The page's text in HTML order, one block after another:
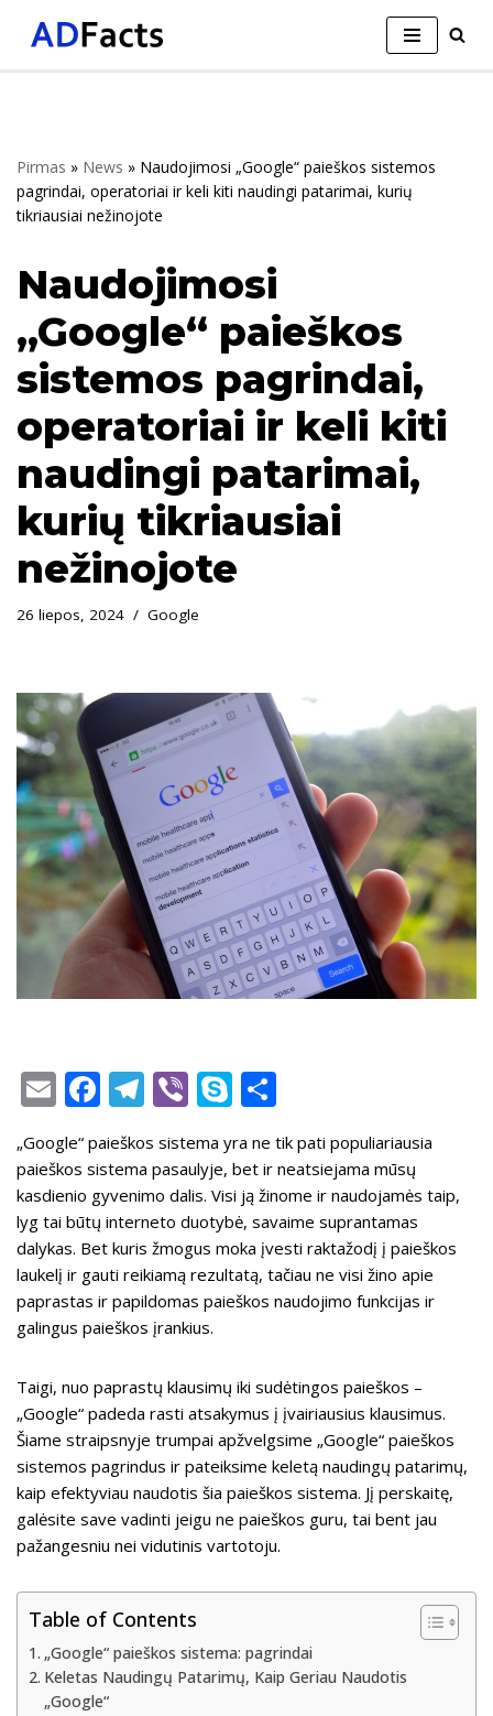
Pirmas » News » Naudojimosi „Google“ paieškos sistemos
pagrindai, operatoriai ir keli kiti naudingi patarimai, kurių
tikriausiai nežinojote
Naudojimosi
„Google“ paieškos
sistemos pagrindai,
operatoriai ir keli kiti
naudingi patarimai,
kurių tikriausiai
nežinojote
26 liepos, 2024 Google
E
m
ai
l
F
ac
e
b
o
o
k
T
e
gr
a
m
Vi
er
S
y
p
e
h
ar
e
„Google“ paieškos sistema yra ne tik pati populiariausia
paieškos sistema pasaulyje, bet ir neatsiejama mūsų
kasdienio gyvenimo dalis. Visi ją žinome ir naudojamės taip,
lyg tai būtų interneto duotybė, savaime suprantamas
dalykas. Bet kuris žmogus moka įvesti raktažodį į paieškos
laukelį ir gauti reikiamą rezultatą, tačiau ne visi žino apie
paprastas ir papildomas paieškos naudojimo funkcijas ir
galingus paieškos įrankius.
Taigi, nuo paprastų klausimų iki sudėtingos paieškos –
„Google“ padeda rasti atsakymus į įvairiausius klausimus.
Šiame straipsnyje trumpai apžvelgsime „Google“ paieškos
sistemos pagrindus ir pateiksime keletą naudingų patarimų,
kaip efektyviau naudotis šia paieškos sistema. Jį perskaitę,
galėsite save vadinti jeigu ne paieškos guru, tai bent jau
pažangesniu nei vidutinis vartotoju.
Table of Contents
„Google“ paieškos sistema: pagrindai
Keletas Naudingų Patarimų, Kaip Geriau Naudotis
„Google“